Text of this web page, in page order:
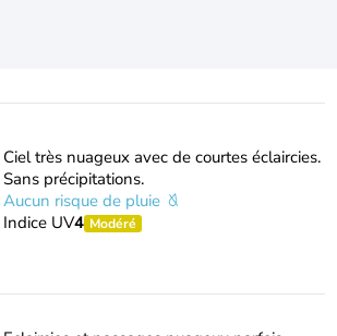
Ciel très nuageux avec de courtes éclaircies.
Sans précipitations.
Aucun risque de pluie
Indice UV4 Modéré